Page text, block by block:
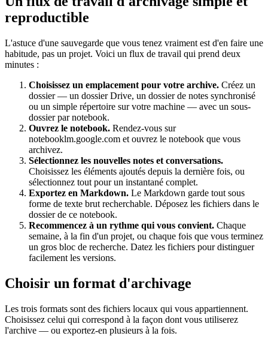
reproductible
L'astuce d'une sauvegarde que vous tenez vraiment est d'en faire une
habitude, pas un projet. Voici un flux de travail qui prend deux
minutes :
Choisissez un emplacement pour votre archive. Créez un
dossier — un dossier Drive, un dossier de notes synchronisé
ou un simple répertoire sur votre machine — avec un sous-
dossier par notebook.
Ouvrez le notebook. Rendez-vous sur
notebooklm.google.com et ouvrez le notebook que vous
archivez.
Sélectionnez les nouvelles notes et conversations.
Choisissez les éléments ajoutés depuis la dernière fois, ou
sélectionnez tout pour un instantané complet.
Exportez en Markdown. Le Markdown garde tout sous
forme de texte brut recherchable. Déposez les fichiers dans le
dossier de ce notebook.
Recommencez à un rythme qui vous convient. Chaque
semaine, à la fin d'un projet, ou chaque fois que vous terminez
un gros bloc de recherche. Datez les fichiers pour distinguer
facilement les versions.
Choisir un format d'archivage
Les trois formats sont des fichiers locaux qui vous appartiennent.
Choisissez celui qui correspond à la façon dont vous utiliserez
l'archive — ou exportez-en plusieurs à la fois.